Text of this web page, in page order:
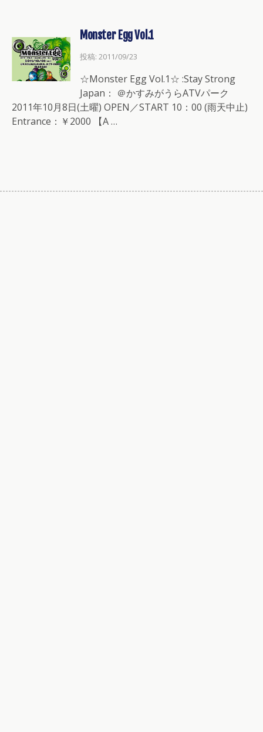
Monster Egg Vol.1
投稿: 2011/09/23
☆Monster Egg Vol.1☆ :Stay Strong
Japan： ＠かすみがうらATVパーク
2011年10月8日(土曜) OPEN／START 10：00 (雨天中止)
Entrance：￥2000 【A …